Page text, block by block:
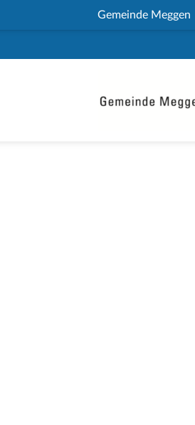
Gemeinde Meggen